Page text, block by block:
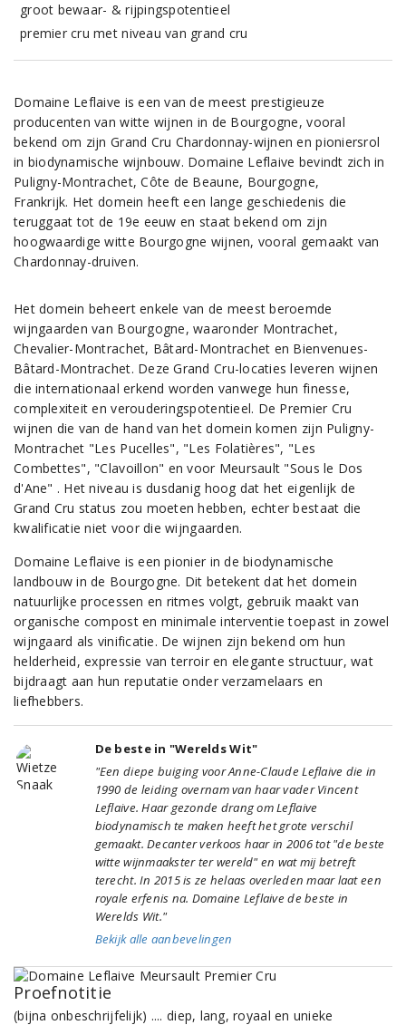
groot bewaar- & rijpingspotentieel
premier cru met niveau van grand cru
Domaine Leflaive is een van de meest prestigieuze
producenten van witte wijnen in de Bourgogne, vooral
bekend om zijn Grand Cru Chardonnay-wijnen en pioniersrol
in biodynamische wijnbouw. Domaine Leflaive bevindt zich in
Puligny-Montrachet, Côte de Beaune, Bourgogne,
Frankrijk. Het domein heeft een lange geschiedenis die
teruggaat tot de 19e eeuw en staat bekend om zijn
hoogwaardige witte Bourgogne wijnen, vooral gemaakt van
Chardonnay-druiven.
Het domein beheert enkele van de meest beroemde
wijngaarden van Bourgogne, waaronder Montrachet,
Chevalier-Montrachet, Bâtard-Montrachet en Bienvenues-
Bâtard-Montrachet. Deze Grand Cru-locaties leveren wijnen
die internationaal erkend worden vanwege hun finesse,
complexiteit en verouderingspotentieel. De Premier Cru
wijnen die van de hand van het domein komen zijn Puligny-
Montrachet "Les Pucelles", "Les Folatières", "Les
Combettes", "Clavoillon" en voor Meursault "Sous le Dos
d'Ane" . Het niveau is dusdanig hoog dat het eigenlijk de
Grand Cru status zou moeten hebben, echter bestaat die
kwalificatie niet voor die wijngaarden.
Domaine Leflaive is een pionier in de biodynamische
landbouw in de Bourgogne. Dit betekent dat het domein
natuurlijke processen en ritmes volgt, gebruik maakt van
organische compost en minimale interventie toepast in zowel
wijngaard als vinificatie. De wijnen zijn bekend om hun
helderheid, expressie van terroir en elegante structuur, wat
bijdraagt aan hun reputatie onder verzamelaars en
liefhebbers.
De beste in "Werelds Wit"
"Een diepe buiging voor Anne-Claude Leflaive die in
1990 de leiding overnam van haar vader Vincent
Leflaive. Haar gezonde drang om Leflaive
biodynamisch te maken heeft het grote verschil
gemaakt. Decanter verkoos haar in 2006 tot "de beste
witte wijnmaakster ter wereld" en wat mij betreft
terecht. In 2015 is ze helaas overleden maar laat een
royale erfenis na. Domaine Leflaive de beste in
Werelds Wit."
Bekijk alle aanbevelingen
Proefnotitie
(bijna onbeschrijfelijk) .... diep, lang, royaal en unieke